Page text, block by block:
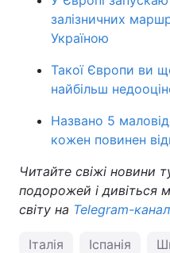
залізничних
Україною
Такої Європи ви
найбільш
Названо 5
кожен повинен
Читайте свіжі новини
подорожей і дивіться
світу на Telegram-
Італія Іспанія